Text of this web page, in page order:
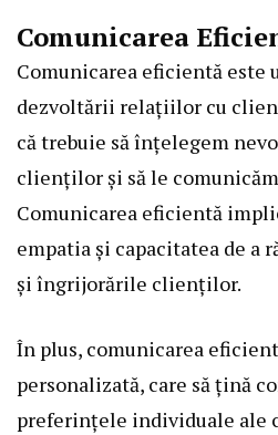
Comunicarea
Comunicarea eficientă este
dezvoltării relațiilor cu
că trebuie să înțelegem
clienților și să le
Comunicarea eficientă
empatia și capacitatea de a
și îngrijorările clienților.
În plus, comunicarea
personalizată, care să țină
preferințele individuale ale